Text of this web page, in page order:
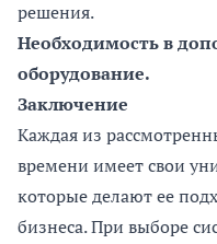
решения.
Необходимость в
оборудование.
Заключение
Каждая из
времени имеет свои
которые делают ее
бизнеса. При выборе